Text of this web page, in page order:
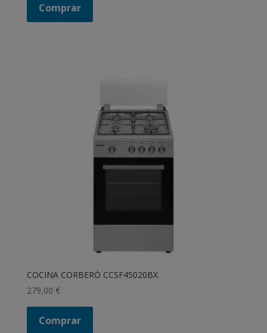
Comprar
COCINA CORBERÓ CCSF45020BX
279,00 €
Comprar